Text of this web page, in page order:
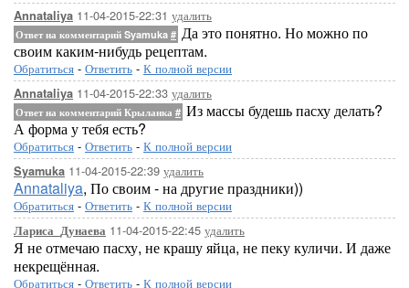
Annataliya 11-04-2015-22:31 удалить
Ответ на комментарий Syamuka # Да это понятно. Но можно по
своим каким-нибудь рецептам.
Обратиться - Ответить - К полной версии
Annataliya 11-04-2015-22:33 удалить
Ответ на комментарий Крыланка # Из массы будешь пасху делать?
А форма у тебя есть?
Обратиться - Ответить - К полной версии
Syamuka 11-04-2015-22:39 удалить
Annataliya, По своим - на другие праздники))
Обратиться - Ответить - К полной версии
Лариса_Дунаева 11-04-2015-22:45 удалить
Я не отмечаю пасху, не крашу яйца, не пеку куличи. И даже
некрещённая.
Обратиться - Ответить - К полной версии